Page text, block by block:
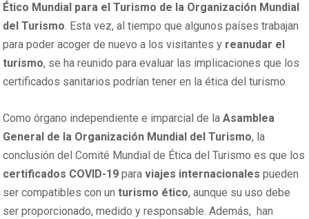
Ético Mundial para el Turismo de la Organización Mundial
del Turismo. Esta vez, al tiempo que algunos países trabajan
para poder acoger de nuevo a los visitantes y reanudar el
turismo, se ha reunido para evaluar las implicaciones que los
certificados sanitarios podrían tener en la ética del turismo.
Como órgano independiente e imparcial de laAsamblea
General de la Organización Mundial del Turismo, la
conclusión del Comité Mundial de Ética del Turismo es que los
certificados COVID-19 paraviajes internacionales pueden
ser compatibles con unturismo ético, aunque su uso debe
ser proporcionado, medido y responsable. Además, han